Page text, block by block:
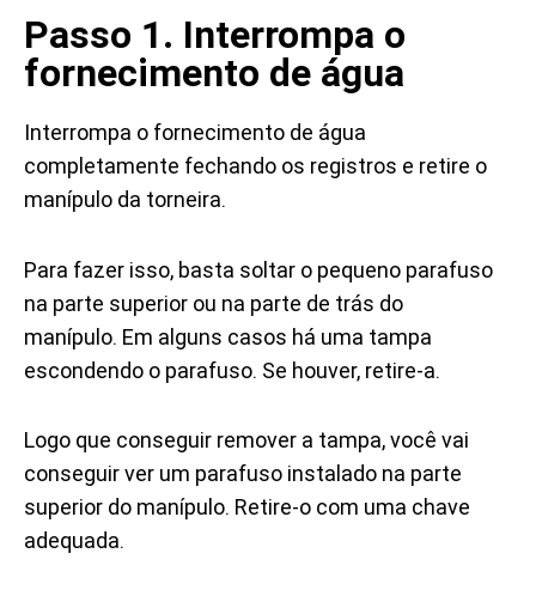
Passo 1. Interrompa o
fornecimento de água
Interrompa o fornecimento de água
completamente fechando os registros e retire o
manípulo da torneira.
Para fazer isso, basta soltar o pequeno parafuso
na parte superior ou na parte de trás do
manípulo. Em alguns casos há uma tampa
escondendo o parafuso. Se houver, retire-a.
Logo que conseguir remover a tampa, você vai
conseguir ver um parafuso instalado na parte
superior do manípulo. Retire-o com uma chave
adequada.